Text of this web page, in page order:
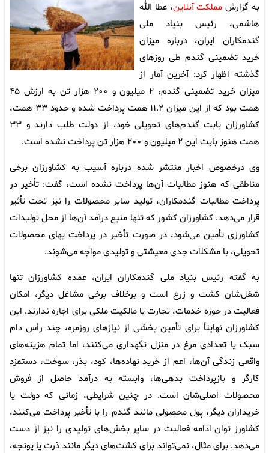
به گزارش مملکت آنلاین، عطا الله
هاشمی، رئیس بنیاد ملی
گندمکاران ایران، درباره میزان
خرید تضمینی گندم طی روزهای
گذشته اظهار کرد: آخرین آمار از
میزان خرید تضمینی گندم، ۲ میلیون و ۲۰۰ هزار تن به ارزش ۴۵
همت بود که از این میزان ۱۱.۲ همت پرداخت شده و حدود ۳۳ همت،
کشاورزان بابت گندم‌های تحویلی خود، از دولت طلب دارند و ۳۳
همت هنوز بابت این ۲ میلیون و ۲۰۰ هزار تن پرداخت نشده است.
وی درخصوص اخبار منتشر شده درباره آسیب به کشاورزان برخی
مناطقی که هنوز مطالبات آن‌ها پرداخت نشده است، گفت: تأخیر در
پرداخت مطالبات گندمکاران، تولید سایر محصولات را نیز تحت تأثیر
قرار می‌دهد. کشاورزان کشور که تنها منبع درآمد آن‌ها از محل تولیدات
کشاورزی تأمین می‌شود، در صورت تأخیر در پرداخت بهای محصولات
تحویلی، با مشکلات جدی معیشتی و تولیدی مواجه می‌شوند.
به گفته رئیس بنیاد ملی گندمکاران ایران، عمده کشاورزان تنها
شغل‌شان کشت و زرع است و برخلاف برخی مشاغل دیگر، امکان
فعالیت در حوزه خدمات، تجارت یا مالکیت ملکی برای اجاره ندارند. این
کشاورزان نهایتاً برای تأمین بخشی از نیازهای روزمره، چند رأس دام
سبک یا تعدادی مرغ در منزل نگهداری می‌کنند، اما تمام هزینه‌های
واقعی زندگی آن‌ها، اعم از خرید نهاده‌ها، کود، بذر، سوخت، دستمزد
کارگر و بازپرداخت بدهی‌ها، وابسته به درآمد حاصل از فروش
محصولات اصلی‌شان است. در چنین شرایطی، زمانی که دولت یا
خریداران دیگر، پول محصولی مانند گندم را با تأخیر پرداخت می‌کنند،
کشاورز توان ادامه فعالیت در سایر بخش‌های تولیدی را نیز از دست
می‌دهد. برای مثال، نمی‌تواند برای کشت‌های دیگر مانند ذرت یا یونجه،